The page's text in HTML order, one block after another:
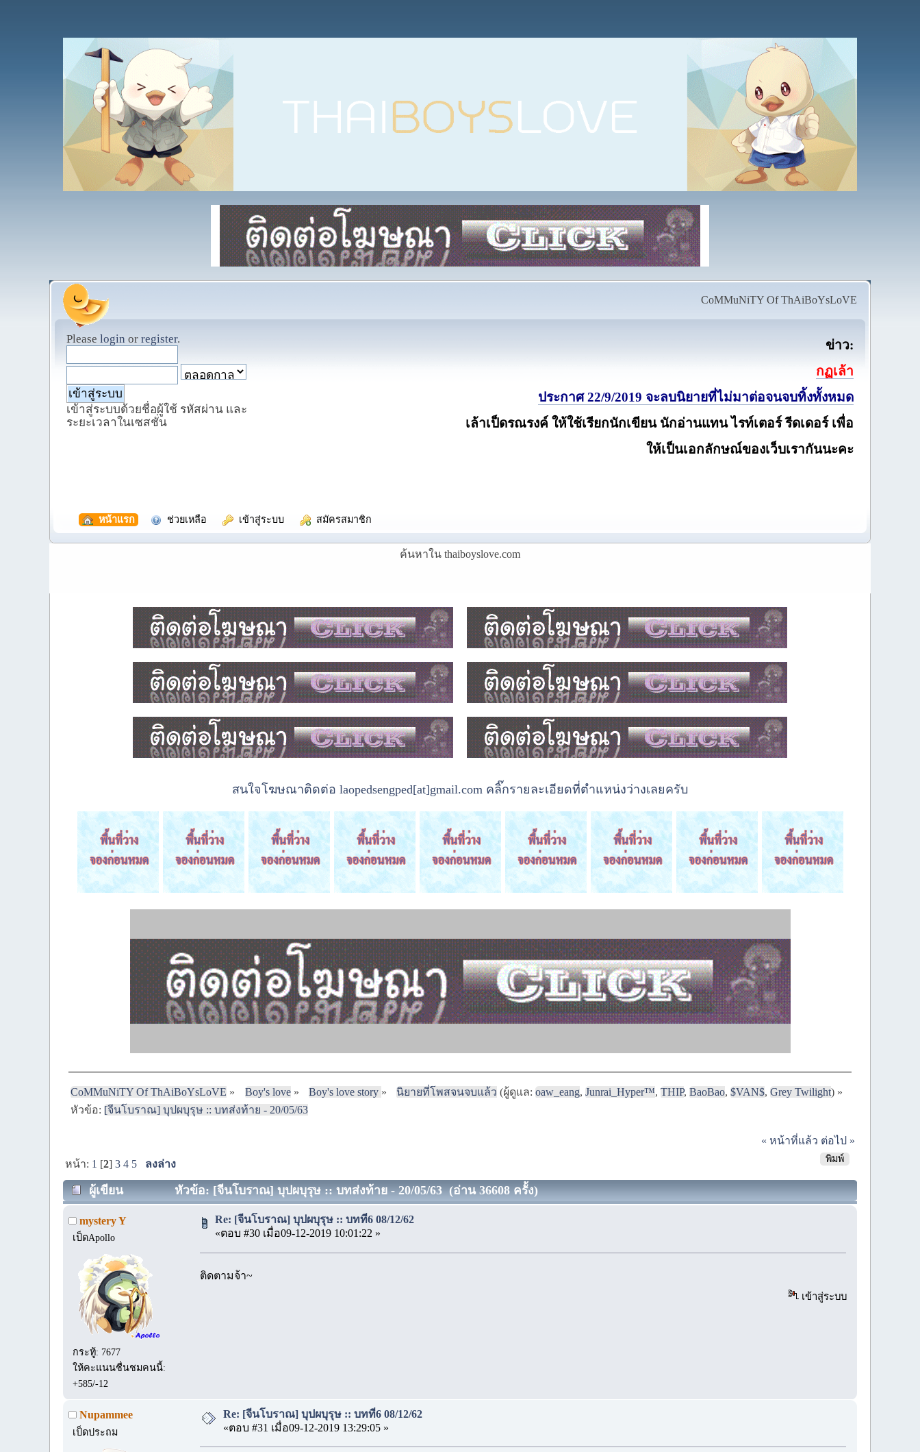
CoMMuNiTY Of ThAiBoYsLoVE
Please login or register.
เข้าสู่ระบบด้วยชื่อผู้ใช้ รหัสผ่าน และ
ระยะเวลาในเซสชั่น
ข่าว:
กฏเล้า
ประกาศ 22/9/2019 จะลบนิยายที่ไม่มาต่อจนจบทิ้งทั้งหมด
เล้าเป็ดรณรงค์ ให้ใช้เรียกนักเขียน นักอ่านแทน ไรท์เตอร์ รีดเดอร์ เพื่อ
ให้เป็นเอกลักษณ์ของเว็บเรากันนะคะ
หน้าแรก ช่วยเหลือ เข้าสู่ระบบ สมัครสมาชิก
ค้นหาใน thaiboyslove.com
สนใจโฆษณาติดต่อ laopedsengped[at]gmail.com คลิ๊กรายละเอียดที่ตำแหน่งว่างเลยครับ
CoMMuNiTY Of ThAiBoYsLoVE » Boy's love» Boy's love story » นิยายที่โพสจนจบแล้ว (ผู้ดูแล:oaw_eang,Junrai_Hyper™,THIP,BaoBao,$VAN$,Grey Twilight) »
หัวข้อ: [จีนโบราณ] บุปผบุรุษ :: บทส่งท้าย - 20/05/63
« หน้าที่แล้ว ต่อไป »
พิมพ์
หน้า: 1 [2]3 4 5 ลงล่าง
ผู้เขียน หัวข้อ: [จีนโบราณ] บุปผบุรุษ :: บทส่งท้าย - 20/05/63 (อ่าน 36608 ครั้ง)
mystery Y
เป็ดApollo
กระทู้: 7677
ให้คะแนนชื่นชมคนนี้:
+585/-12
Re: [จีนโบราณ] บุปผบุรุษ :: บทที่6 08/12/62
«ตอบ #30 เมื่อ09-12-2019 10:01:22 »
ติดตามจ้า~
เข้าสู่ระบบ
Nupammee
เป็ดประถม
Re: [จีนโบราณ] บุปผบุรุษ :: บทที่6 08/12/62
«ตอบ #31 เมื่อ09-12-2019 13:29:05 »